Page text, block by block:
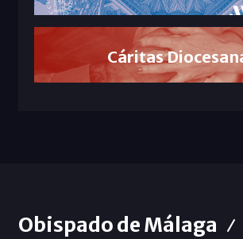
Cáritas
Obispado de Málaga